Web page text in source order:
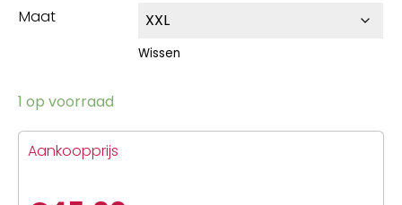
Maat
Wissen
1 op voorraad
Aankoopprijs